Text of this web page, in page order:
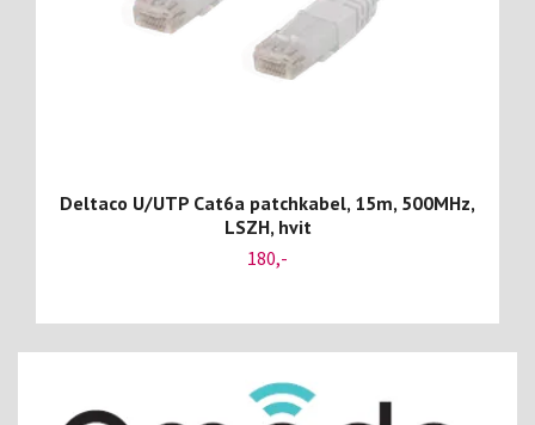
Deltaco U/UTP Cat6a patchkabel, 15m, 500MHz,
LSZH, hvit
180,-